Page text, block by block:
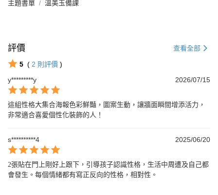
主題書單 溫美玉備課
評價 查看全部
5 ( 2 則評價 )
y*********y
2026/07/15
這組性格大集合海報色彩鮮豔，圖案生動，讓牆面瞬間增添活力，
非常適合喜愛個性化裝飾的人！
s**********4 2025/06/20
2張貼在門上剛好上跟下，引導孩子認識性格，生活中周遭及自己都
會發生。每個情緒都有寫正反向的性格，相對性。